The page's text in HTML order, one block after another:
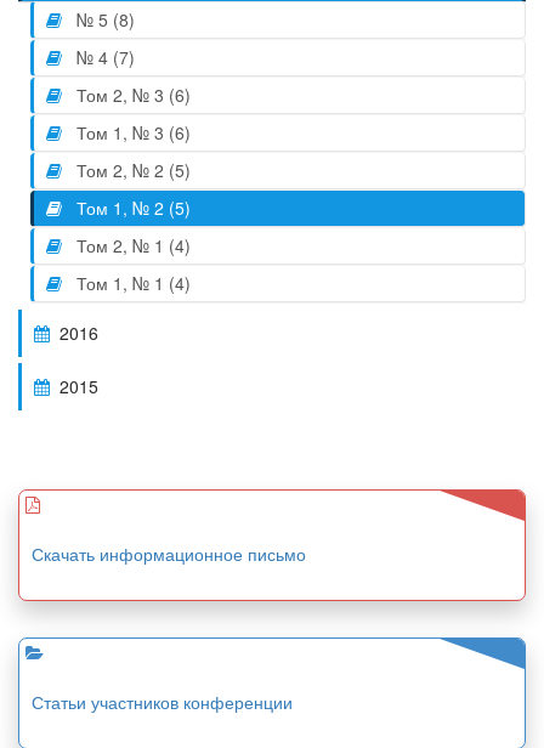
№ 5 (8)
№ 4 (7)
Том 2, № 3 (6)
Том 1, № 3 (6)
Том 2, № 2 (5)
Том 1, № 2 (5)
Том 2, № 1 (4)
Том 1, № 1 (4)
2016
2015
Скачать информационное письмо
Статьи участников конференции